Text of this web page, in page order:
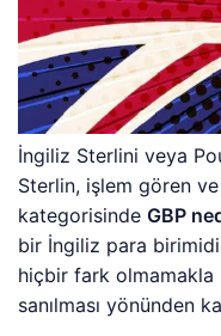
İngiliz Sterlini veya
Sterlin, işlem gören
kategorisindeGBP
bir İngiliz para
hiçbir fark
sanılması yönünden